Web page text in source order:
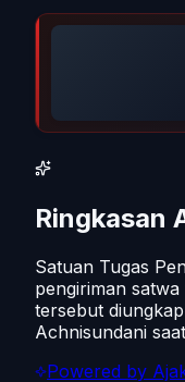
Ringkasan
Satuan Tugas
pengiriman
tersebut
Achnisundani
Powered by